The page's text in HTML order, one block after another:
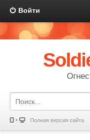
Войти
Полная версия сайта